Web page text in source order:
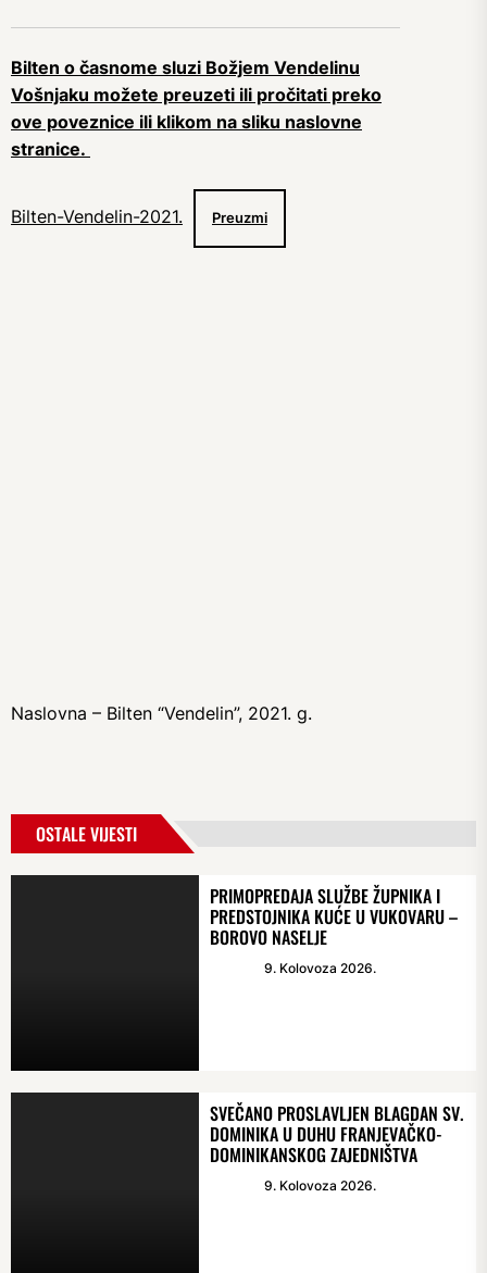
Bilten o časnome sluzi Božjem Vendelinu
Vošnjaku možete preuzeti ili pročitati preko
ove poveznice ili klikom na sliku naslovne
stranice.
Bilten-Vendelin-2021. Preuzmi
Naslovna – Bilten “Vendelin”, 2021. g.
OSTALE VIJESTI
PRIMOPREDAJA SLUŽBE ŽUPNIKA I
PREDSTOJNIKA KUĆE U VUKOVARU –
BOROVO NASELJE
9. Kolovoza 2026.
SVEČANO PROSLAVLJEN BLAGDAN SV.
DOMINIKA U DUHU FRANJEVAČKO-
DOMINIKANSKOG ZAJEDNIŠTVA
9. Kolovoza 2026.